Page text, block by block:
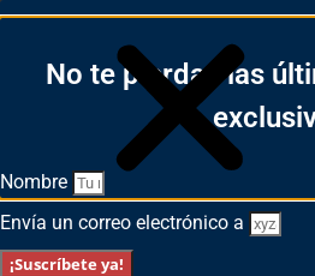
Español
English
No te pierdas las
Nombre
Envía un correo electrónico a
¡Suscríbete ya!